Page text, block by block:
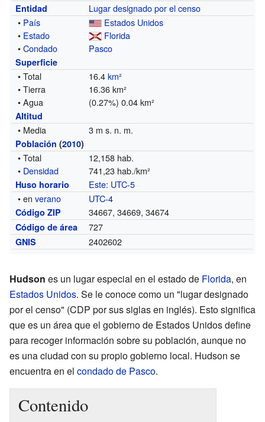
Entidad
Lugar designado por el censo
• País
Estados Unidos
• Estado
Florida
•Condado Pasco
Superficie
• Total 16.4km²
• Tierra
16.36 km²
• Agua
(0.27%) 0.04 km²
Altitud
• Media 3 m s. n. m.
Población (2010)
• Total
12,158 hab.
• Densidad 741,23 hab./km²
Huso horario Este: UTC-5
• enverano UTC-4
Código ZIP 34667, 34669, 34674
Código de área 727
GNIS 2402602
Hudson es un lugar especial en el estado de Florida, en
Estados Unidos. Se le conoce como un "lugar designado
por el censo" (CDP por sus siglas en inglés). Esto significa
que es un área que el gobierno de Estados Unidos define
para recoger información sobre su población, aunque no
es una ciudad con su propio gobierno local. Hudson se
encuentra en el condado de Pasco.
Contenido